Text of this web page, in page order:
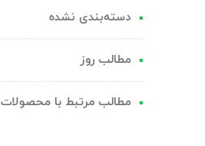
دسته‌بندی نشده
مطالب روز
مطالب مرتبط با محصولات